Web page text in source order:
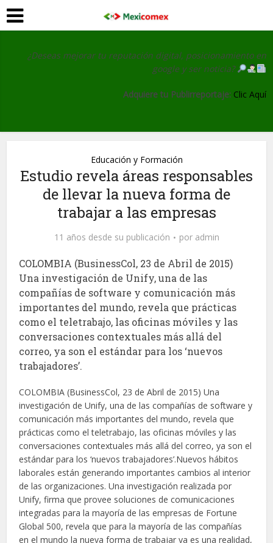
¿Deseas mejorar tu reputación digital, posicionamiento en
google y ser noticia?
Adquiere tu Publirreportaje: Clic Aquí
Educación y Formación
Estudio revela áreas responsables
de llevar la nueva forma de
trabajar a las empresas
11 años desde su publicación por admin
COLOMBIA (BusinessCol, 23 de Abril de 2015)
Una investigación de Unify, una de las
compañías de software y comunicación más
importantes del mundo, revela que prácticas
como el teletrabajo, las oficinas móviles y las
conversaciones contextuales más allá del
correo, ya son el estándar para los ‘nuevos
trabajadores’.
COLOMBIA (BusinessCol, 23 de Abril de 2015) Una
investigación de Unify, una de las compañías de software y
comunicación más importantes del mundo, revela que
prácticas como el teletrabajo, las oficinas móviles y las
conversaciones contextuales más allá del correo, ya son el
estándar para los ‘nuevos trabajadores’.Nuevos hábitos
laborales están generando importantes cambios al interior
de las organizaciones. Una investigación realizada por
Unify, firma que provee soluciones de comunicaciones
integradas para la mayoría de las empresas de Fortune
Global 500, revela que para la mayoría de las compañías
en el mundo la nueva forma de trabajar ya es una realidad,